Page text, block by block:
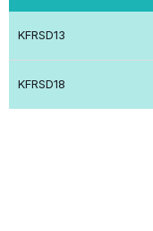
KFRSD13
KFRSD18